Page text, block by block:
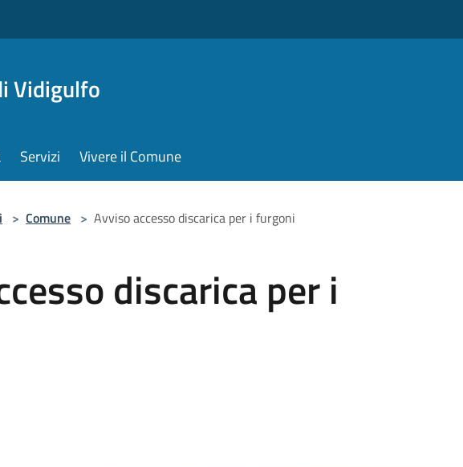
Vidigulfo
Servizi Vivere il Comune
> Comune > Avviso accesso discarica per i furgoni
discarica per i